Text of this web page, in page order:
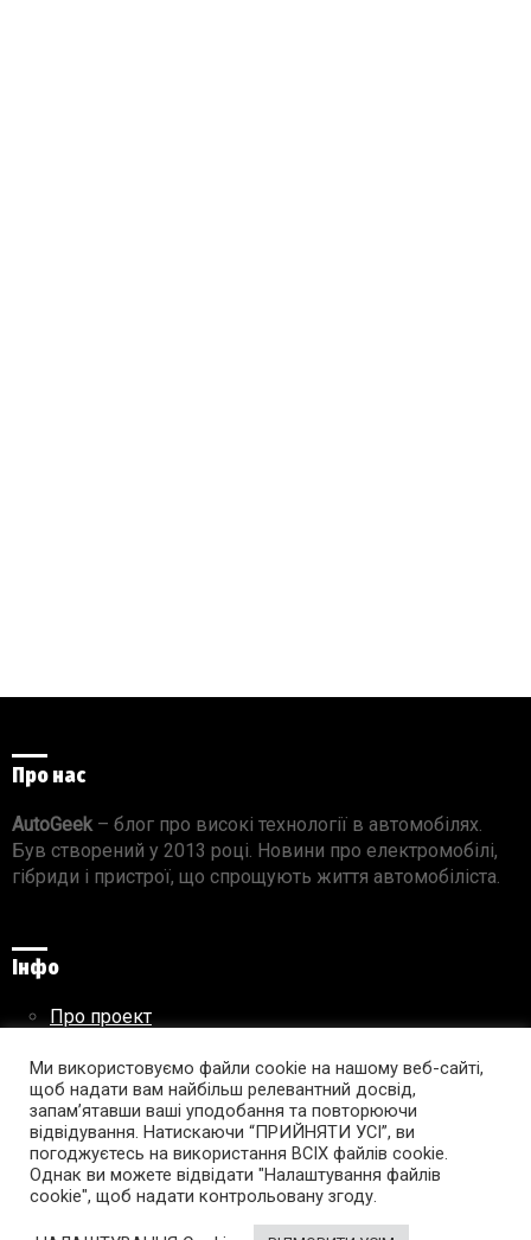
Про нас
AutoGeek – блог про високі технології в автомобілях.
Був створений у 2013 році. Новини про електромобілі,
гібриди і пристрої, що спрощують життя автомобіліста.
Інфо
Про проект
Правила використання матеріалів
Підпишись на AutoGeek!
facebooktwitter instagramyoutube tumblr linkedin
Ми використовуємо файли cookie на нашому веб-сайті,
щоб надати вам найбільш релевантний досвід,
запам’ятавши ваші уподобання та повторюючи
відвідування. Натискаючи “ПРИЙНЯТИ УСІ”, ви
погоджуєтесь на використання ВСІХ файлів cookie.
Однак ви можете відвідати "Налаштування файлів
cookie", щоб надати контрольовану згоду.